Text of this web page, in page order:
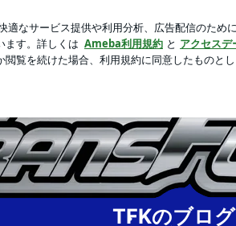
たバジル
TFKのブログ